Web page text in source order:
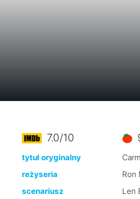
7.0/10
tytuł oryginalny
reżyseria
Ron
scenariusz
Len